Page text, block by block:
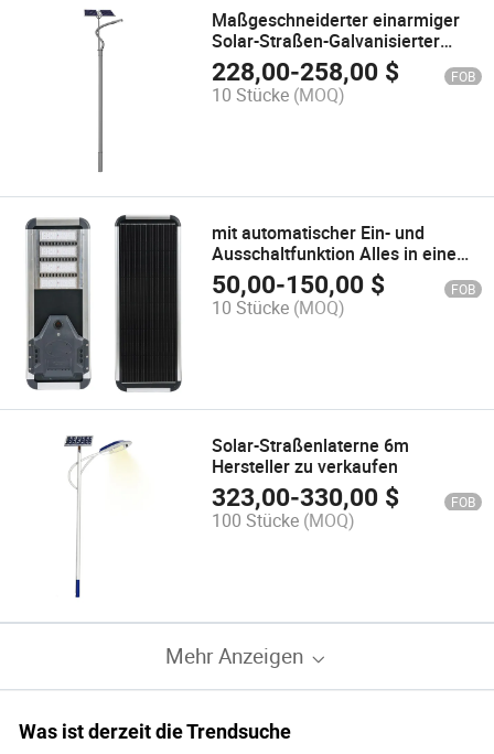
Maßgeschneiderter einarmiger
Solar-Straßen-Galvanisierter
intelligenter Stahl-Flutlicht-
Verkehrslichtmast mit CE
228,00-258,00 $ FOB
10 Stücke (MOQ)
mit automatischer Ein- und
Ausschaltfunktion Alles in einem
Solar-LED-Straßenlicht
50,00-150,00 $ FOB
10 Stücke (MOQ)
Solar-Straßenlaterne 6m
Hersteller zu verkaufen
323,00-330,00 $ FOB
100 Stücke (MOQ)
Mehr Anzeigen
Was ist derzeit die Trendsuche